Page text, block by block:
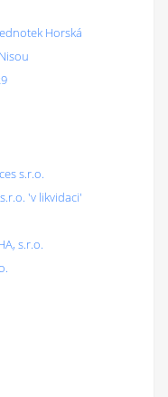
Horská
s.r.o.
'v likvidaci'
s.r.o.